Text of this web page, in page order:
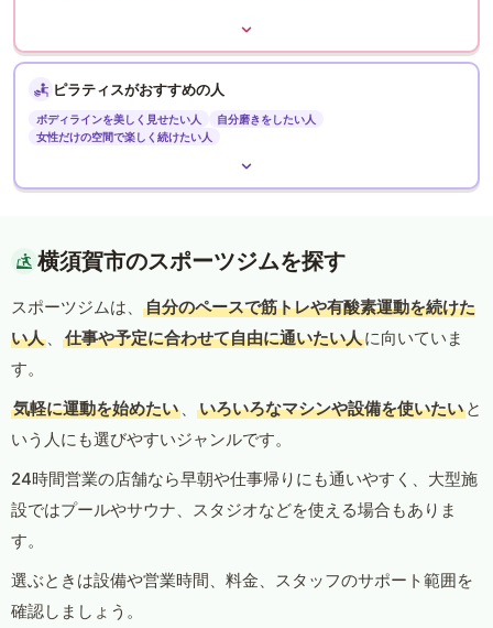
ピラティスがおすすめの人
ボディラインを美しく見せたい人
自分磨きをしたい人
女性だけの空間で楽しく続けたい人
横須賀市のスポーツジムを探す
スポーツジムは、
自分のペースで筋トレや有酸素運動を続けた
い人 、 仕事や予定に合わせて自由に通いたい人に向いていま
す。
気軽に運動を始めたい 、 いろいろなマシンや設備を使いたい と
いう人にも選びやすいジャンルです。
24時間営業の店舗なら早朝や仕事帰りにも通いやすく、大型施
設ではプールやサウナ、スタジオなどを使える場合もありま
す。
選ぶときは設備や営業時間、料金、スタッフのサポート範囲を
確認しましょう。